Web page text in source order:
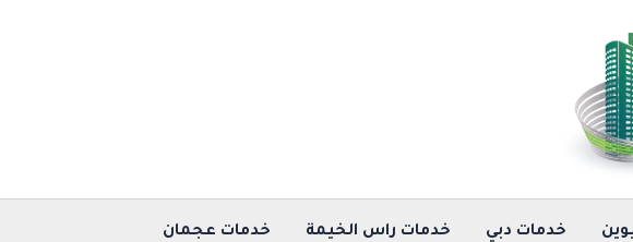
خدمات دبي خدمات راس الخيمة خدمات عجمان